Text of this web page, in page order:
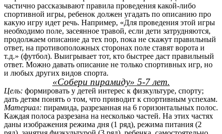
частично рассказывают правила проведения какой-либо
спортивной игры, ребенок должен угадать по описанию про
какую игру идет речь. Например, «Для проведения этой игры
необходимо поле, засеянное травой, если дети затрудняются,
продолжаем описание да тех пор, пока не скажут правильный
ответ, на противоположных сторонах поле ставят ворота и
т.д.» (футбол). Выигрывает тот, кто быстрее даст правильный
ответ. Можно давать описание не только спортивных игр, но
и любых других видов спорта.
«Собери пирамиду» 5-7 лет.
Цель: формировать у детей интерес к физкультуре, спорту;
дать детям понять о том, что приводит к спортивным успехам.
Материал: пирамида, разрезанная на 6 горизонтальных полос.
Каждая полоса разрезана на несколько частей. На этих частях
даны изображения режима дня (1 ряд), режима питания (2